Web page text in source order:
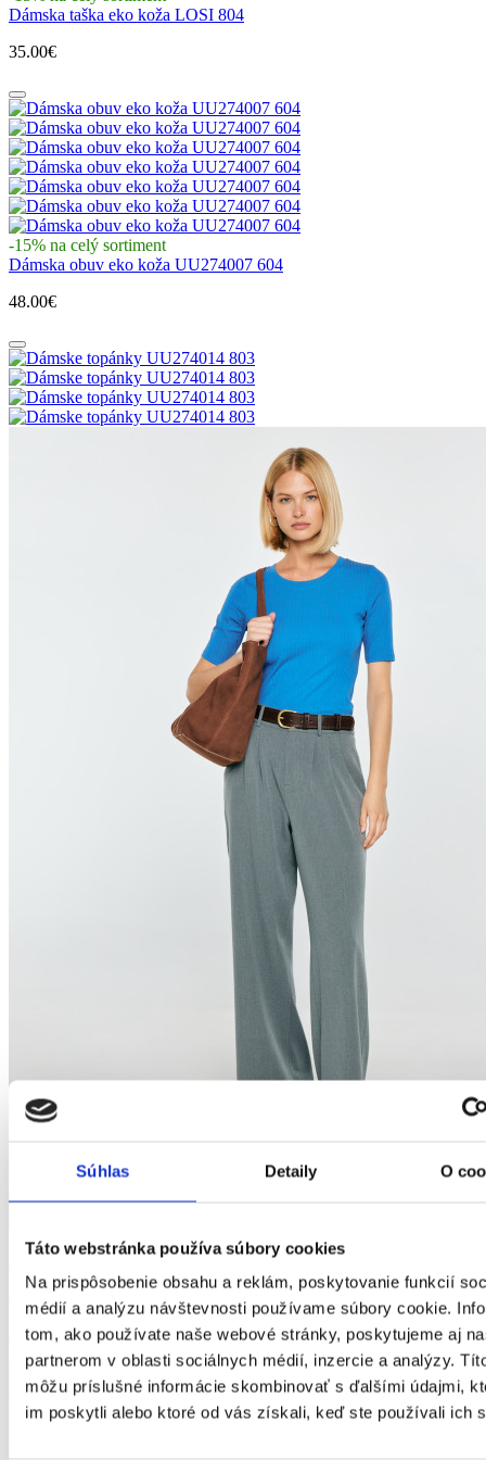
Súhlas Detaily O
Táto webstránka používa súbory cookies
Na prispôsobenie obsahu a reklám, poskytovanie funkcií
médií a analýzu návštevnosti používame súbory cookie.
tom, ako používate naše webové stránky, poskytujeme aj
partnerom v oblasti sociálnych médií, inzercie a analýzy.
môžu príslušné informácie skombinovať s ďalšími údajmi,
im poskytli alebo ktoré od vás získali, keď ste používali ich
Dámska taška eko koža LOSI 804
35.00€
-15% na celý sortiment
Dámska obuv eko koža UU274007 604
48.00€
-15% na celý sortiment
Dámske topánky UU274014 803
43.00€
LEN ONLINE